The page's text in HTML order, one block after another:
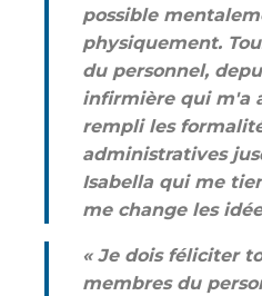
possible
physiquement.
du personnel,
infirmière qui m'a
rempli les
administratives
Isabella qui me
me change les
« Je dois féliciter
membres du